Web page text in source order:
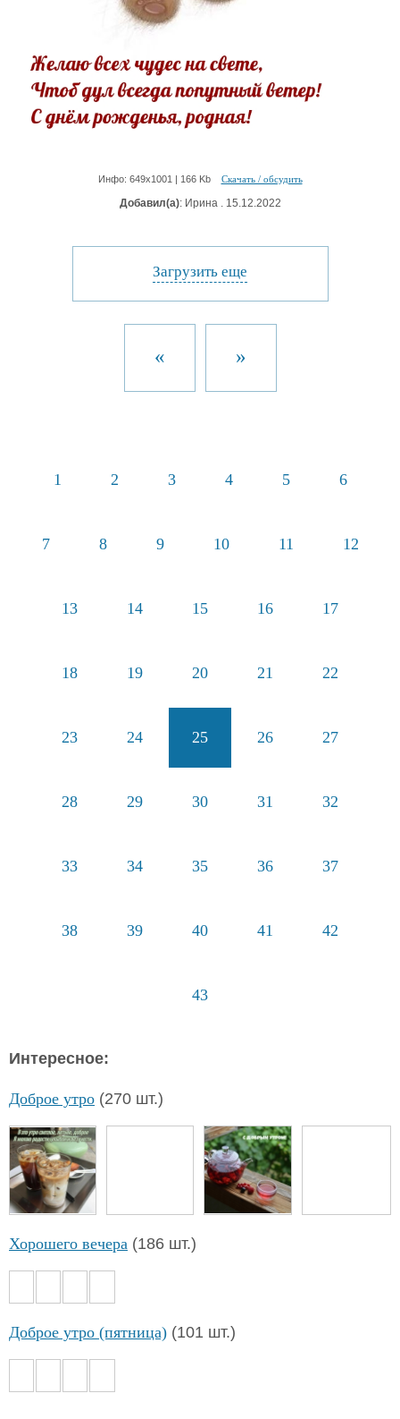
Инфо: 649х1001 | 166 Kb Скачать / обсудить
Добавил(а): Ирина . 15.12.2022
Загрузить еще
« »
1 2 3 4 5 6
7 8 9 10 11 12
13 14 15 16 17
18 19 20 21 22
23 24 25 26 27
28 29 30 31 32
33 34 35 36 37
38 39 40 41 42
43
Интересное:
Доброе утро (270 шт.)
Хорошего вечера (186 шт.)
Доброе утро (пятница)